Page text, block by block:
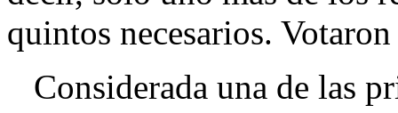
quintos necesarios.
Considerada una de las